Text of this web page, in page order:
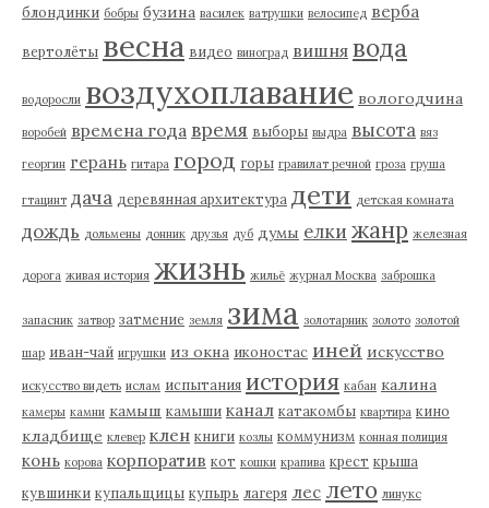
блондинки бобры бузина василек ватрушки велосипед верба
вертолёты весна видео виноград вишня вода
водоросли воздухоплавание вологодчина
воробей времена года время выборы выдра высота вяз
георгин герань гитара город горы гравилат речной гроза груша
гтацинт дача деревянная архитектура дети детская комната
дождь дольмены донник друзья дуб думы елки жанр железная
дорога живая история жизнь жильё журнал Москва заброшка
запасник затвор затмение земля зима золотарник золото золотой
шар иван-чай игрушки из окна иконостас иней искусство
искусство видеть ислам испытания история кабан калина
камеры камни камыш камыши канал катакомбы квартира кино
кладбище клевер клен книги козлы коммунизм конная полиция
конь корова корпоратив кот кошки крапива крест крыша
кувшинки купальщицы купырь лагеря лес лето линукс